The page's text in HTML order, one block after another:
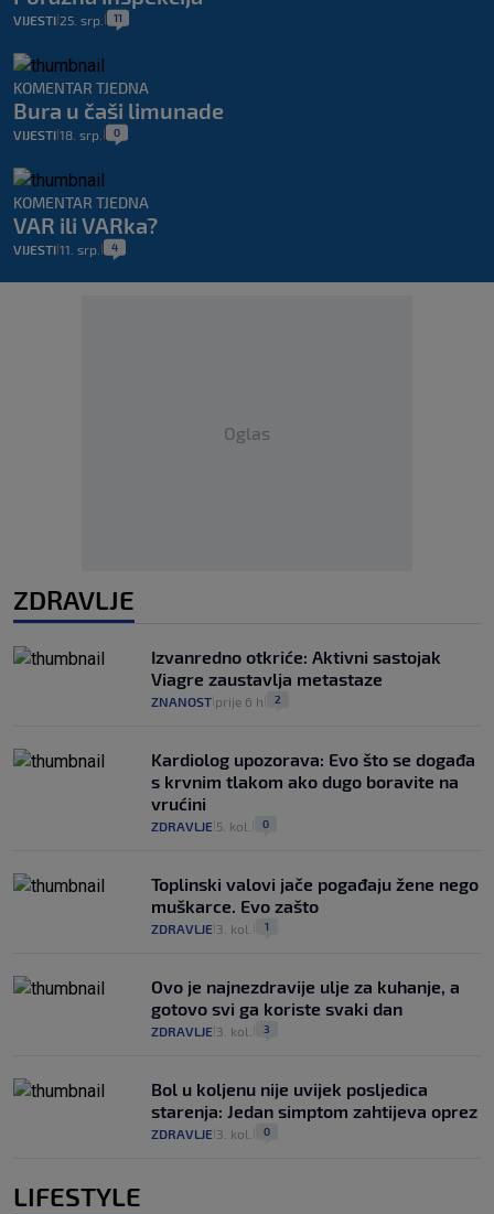
VIJESTI 25. srp. 11
KOMENTAR TJEDNA
Bura u čaši limunade
VIJESTI 18. srp. 0
KOMENTAR TJEDNA
VAR ili VARka?
VIJESTI 11. srp. 4
Oglas
ZDRAVLJE
Izvanredno otkriće: Aktivni sastojak
Viagre zaustavlja metastaze
ZNANOST prije 6 h 2
Kardiolog upozorava: Evo što se događa
s krvnim tlakom ako dugo boravite na
vrućini
ZDRAVLJE 5. kol. 0
Toplinski valovi jače pogađaju žene nego
muškarce. Evo zašto
ZDRAVLJE 3. kol. 1
Ovo je najnezdravije ulje za kuhanje, a
gotovo svi ga koriste svaki dan
ZDRAVLJE 3. kol. 3
Bol u koljenu nije uvijek posljedica
starenja: Jedan simptom zahtijeva oprez
ZDRAVLJE 3. kol. 0
LIFESTYLE